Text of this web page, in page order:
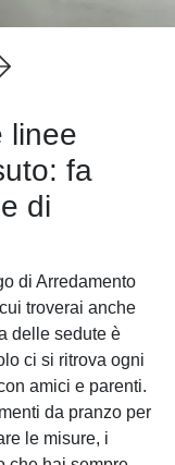
linee
fa
di
di Arredamento
troverai anche
delle sedute è
ci si ritrova ogni
amici e parenti.
da pranzo per
le misure, i